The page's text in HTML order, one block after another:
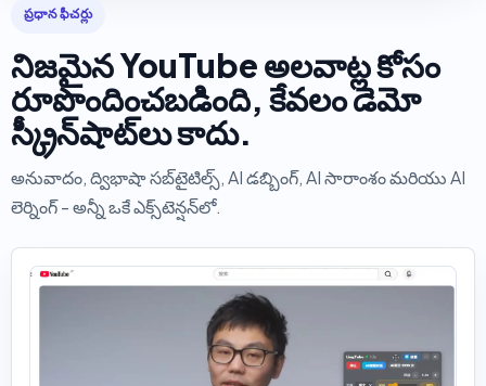
ప్రధాన ఫీచర్లు
నిజమైన YouTube అలవాట్ల కోసం
రూపొందించబడింది, కేవలం డెమో
స్క్రీన్‌షాట్‌లు కాదు.
అనువాదం, ద్విభాషా సబ్‌టైటిల్స్, AI డబ్బింగ్, AI సారాంశం మరియు AI
లెర్నింగ్ - అన్నీ ఒకే ఎక్స్‌టెన్షన్‌లో.